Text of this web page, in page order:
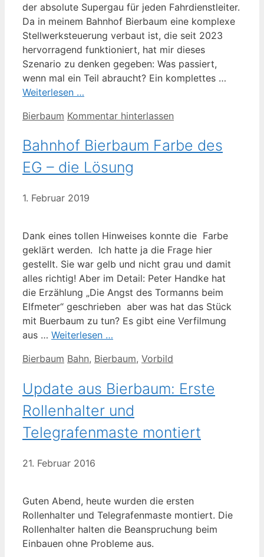
der absolute Supergau für jeden Fahrdienstleiter.
Da in meinem Bahnhof Bierbaum eine komplexe
Stellwerksteuerung verbaut ist, die seit 2023
hervorragend funktioniert, hat mir dieses
Szenario zu denken gegeben: Was passiert,
wenn mal ein Teil abraucht? Ein komplettes …
Weiterlesen …
Kategorien
Bierbaum Kommentar hinterlassen
Bahnhof Bierbaum Farbe des
EG – die Lösung
1. Februar 2019
Dank eines tollen Hinweises konnte die Farbe
geklärt werden. Ich hatte ja die Frage hier
gestellt. Sie war gelb und nicht grau und damit
alles richtig! Aber im Detail: Peter Handke hat
die Erzählung „Die Angst des Tormanns beim
Elfmeter“ geschrieben aber was hat das Stück
mit Buerbaum zu tun? Es gibt eine Verfilmung
aus … Weiterlesen …
Kategorien
Bierbaum Schlagwörter
Bahn, Bierbaum, Vorbild
Update aus Bierbaum: Erste
Rollenhalter und
Telegrafenmaste montiert
21. Februar 2016
Guten Abend, heute wurden die ersten
Rollenhalter und Telegrafenmaste montiert. Die
Rollenhalter halten die Beanspruchung beim
Einbauen ohne Probleme aus.